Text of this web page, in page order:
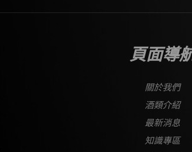
頁面導
關於我們
酒類介紹
最新消息
知識專區